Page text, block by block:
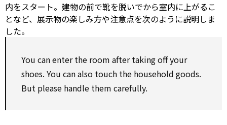
内をスタート。建物の前で靴を脱いでから室内に上がるこ
となど、展示物の楽しみ方や注意点を次のように説明しま
した。
You can enter the room after taking off your
shoes. You canalso touch the household goods.
But please handle them carefully.